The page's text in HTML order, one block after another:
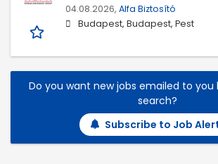
04.08.2026, Alfa Biztosító
Budapest, Budapest, Pest
Do you want new jobs emailed to you
search?
Subscribe to Job